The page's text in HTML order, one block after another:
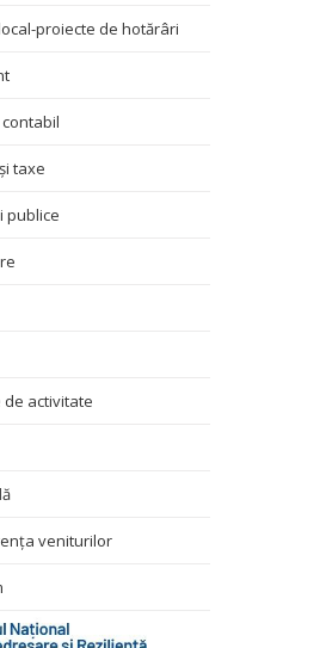
proiecte de hotărâri
taxe
publice
activitate
veniturilor